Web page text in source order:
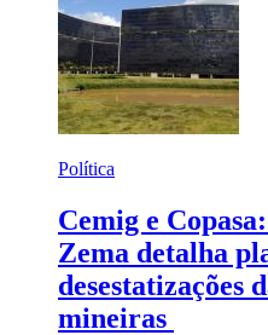
Política
Cemig e
Zema detalha
desestatizações
mineiras